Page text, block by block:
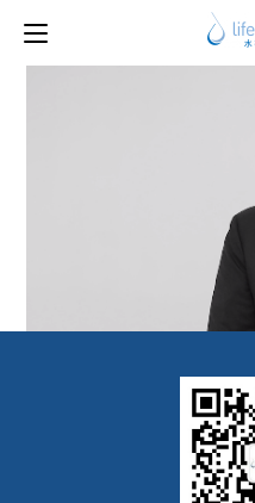
上一图片